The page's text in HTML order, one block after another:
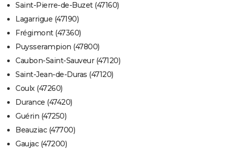
Saint-Pierre-de-Buzet (47160)
Lagarrigue (47190)
Frégimont (47360)
Puysserampion (47800)
Caubon-Saint-Sauveur (47120)
Saint-Jean-de-Duras (47120)
Coulx (47260)
Durance (47420)
Guérin (47250)
Beauziac (47700)
Gaujac (47200)